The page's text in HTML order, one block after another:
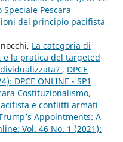
Speciale Pescara
del principio pacifista
La categoria di
la pratica del targeted
, DPCE
DPCE ONLINE - SP1
Costituzionalismo,
e conflitti armati
Appointments: A
Vol. 46 No. 1 (2021):